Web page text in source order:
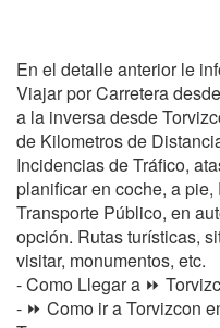
En el detalle anterior le
Viajar por Carretera
a la inversa desde
de Kilometros de
Incidencias de Tráfico,
planificar en coche, a
Transporte Público, en
opción. Rutas turísticas,
visitar, monumentos, etc.
- Como Llegar a ⏩
- ⏩ Como ir a Torvizcon